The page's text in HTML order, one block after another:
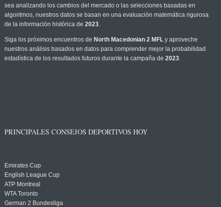
sea analizando los cambios del mercado o las selecciones basadas en
algoritmos, nuestros datos se basan en una evaluación matemática rigurosa
de la información histórica de 2023.
Siga los próximos encuentros de North Macedonian 2 MFLy aproveche
nuestros análisis basados en datos para comprender mejor la probabilidad
estadística de los resultados futuros durante la campaña de 2023.
PRINCIPALES CONSEJOS DEPORTIVOS HOY
Emirates Cup
English League Cup
ATP Montreal
WTA Toronto
German 2 Bundesliga